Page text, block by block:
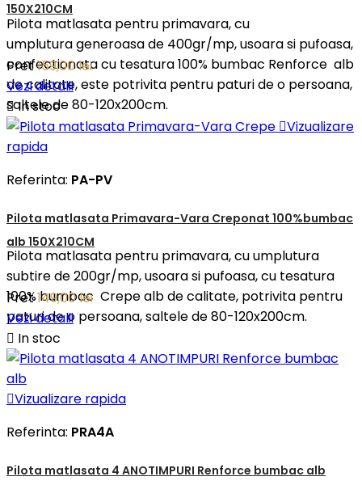
150X210CM
Pilota matlasata pentru primavara, cu
umplutura generoasa de 400gr/mp, usoara si pufoasa,
confectionata cu tesatura 100% bumbac Renforce alb
de calitate, este potrivita pentru paturi de o persoana,
saltele de 80-120x200cm.
Pret159,00 lei
Vezi detalii
In stoc
Vizualizare
rapida
Referinta: PA-PV
Pilota matlasata Primavara-Vara Creponat 100%bumbac
alb 150X210CM
Pilota matlasata pentru primavara, cu umplutura
subtire de 200gr/mp, usoara si pufoasa, cu tesatura
100% bumbac Crepe alb de calitate, potrivita pentru
paturi de o persoana, saltele de 80-120x200cm.
Pret149,00 lei
Vezi detalii
 In stoc
Vizualizare rapida
Referinta: PRA4A
Pilota matlasata 4 ANOTIMPURI Renforce bumbac alb